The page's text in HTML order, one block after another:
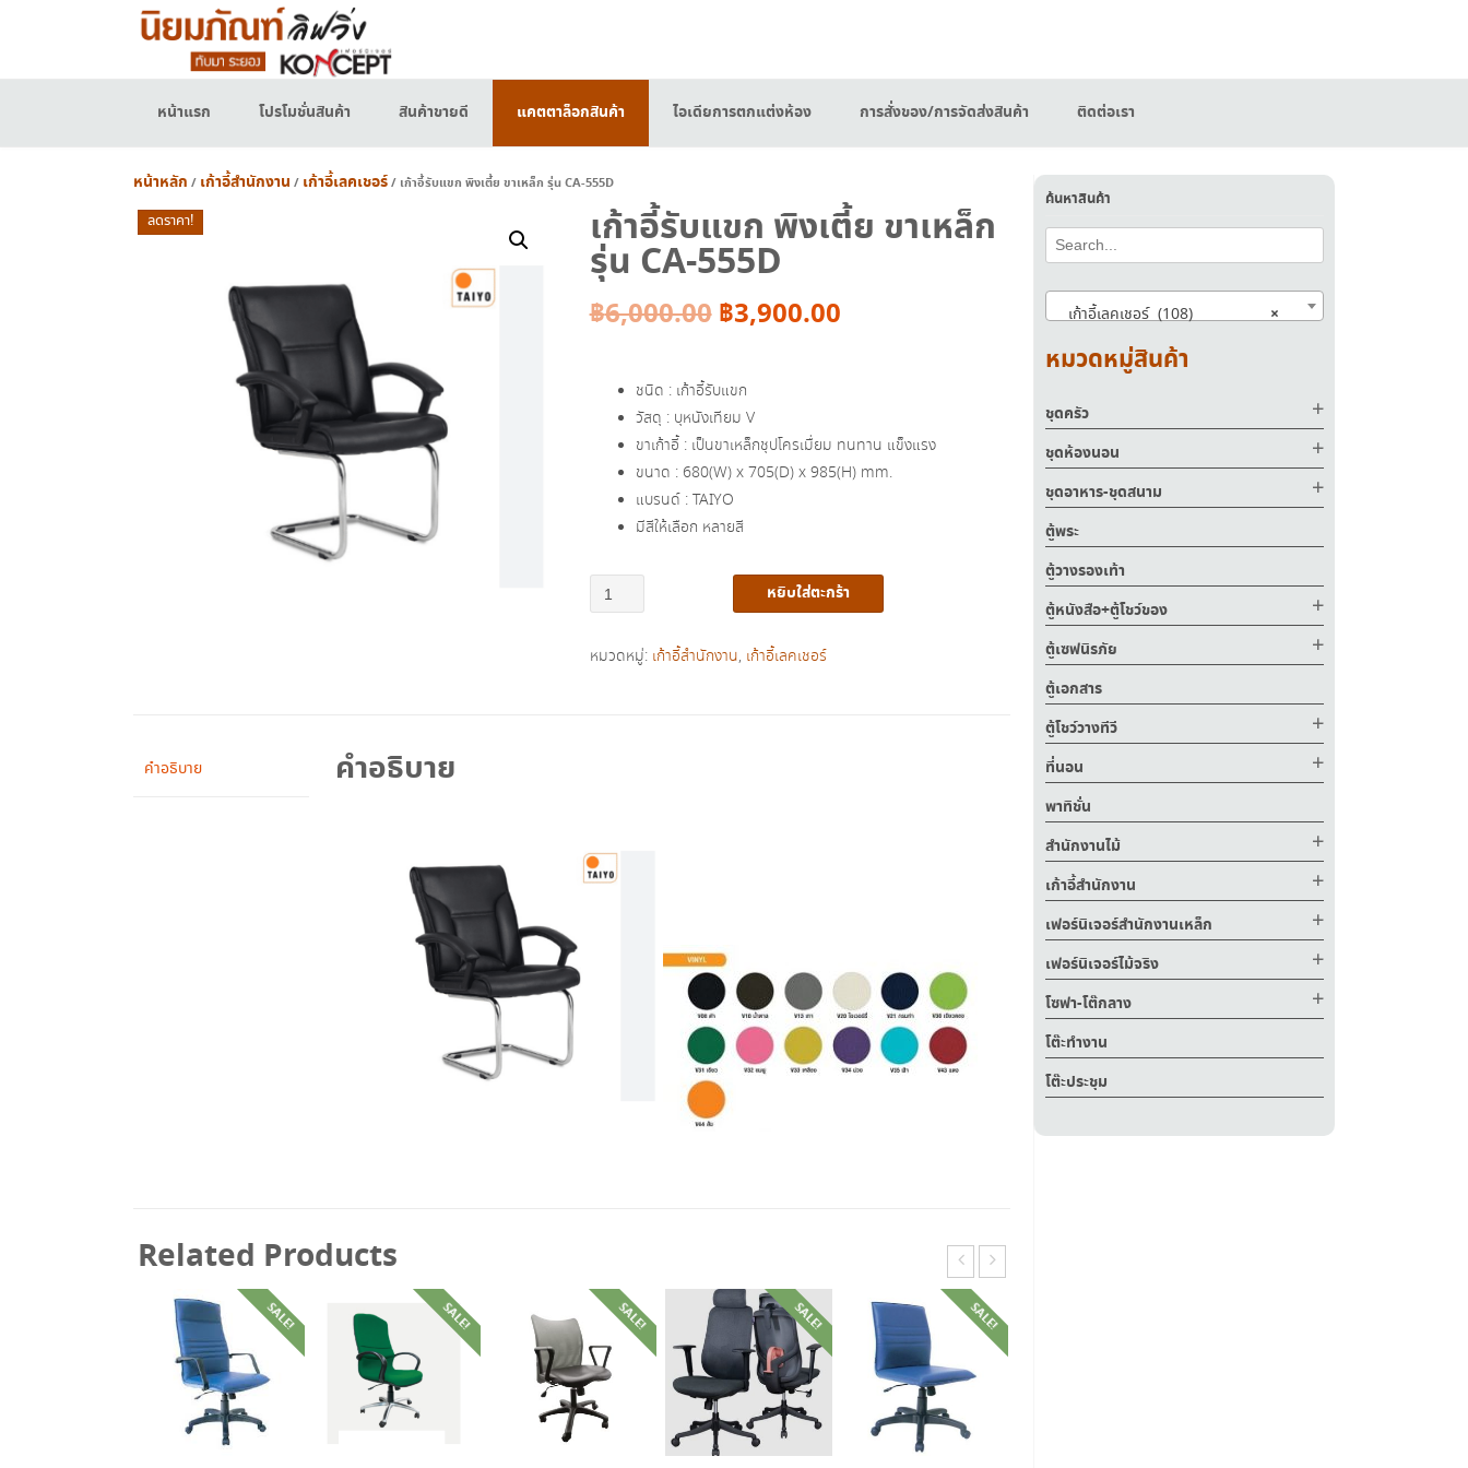
หน้าแรก โปรโมชั่นสินค้า สินค้าขายดี แคตตาล็อกสินค้า ไอเดียการตกแต่งห้อง การสั่งของ/การจัดส่งสินค้า ติดต่อเรา
หน้าหลัก / เก้าอี้สำนักงาน / เก้าอี้เลคเชอร์/ เก้าอี้รับแขก พิงเตี้ย ขาเหล็ก รุ่น CA-555D
ลดราคา! เก้าอี้รับแขก พิงเตี้ย ขาเหล็ก
รุ่น CA-555D
฿6,000.00 Original
was:
฿6,000.00.
฿3,900.00Current
฿3,900.00.
ชนิด : เก้าอี้รับแขก
วัสดุ : บุหนังเทียม V
ขาเก้าอี้ : เป็นขาเหล็กชุปโครเมื่ยม ทนทาน แข็งแรง
ขนาด : 680(W) x 705(D) x 985(H) mm.
แบรนด์ : TAIYO
มีสีให้เลือก หลายสี
จำนวน
เก้าอี้
พิง
ชิ้น
หยิบใส่ตะกร้า
หมวดหมู่: เก้าอี้สำนักงาน, เก้าอี้เลคเชอร์
คำอธิบาย คำอธิบาย
Related Products
SALE! SALE! SALE! SALE! SALE!
ค้นหาสินค้า
×
เก้าอี้เลคเชอร์ (108)
หมวดหมู่สินค้า
ชุดครัว
ชุดห้องนอน
ชุดอาหาร-ชุดสนาม
ตู้พระ
ตู้วางรองเท้า
ตู้หนังสือ+ตู้โชว์ของ
ตู้เซฟนิรภัย
ตู้เอกสาร
ตู้โชว์วางทีวี
ที่นอน
พาทิชั่น
สำนักงานไม้
เก้าอี้สำนักงาน
เฟอร์นิเจอร์สำนักงานเหล็ก
เฟอร์นิเจอร์ไม้จริง
โซฟา-โต๊กลาง
โต๊ะทำงาน
โต๊ะประชุม